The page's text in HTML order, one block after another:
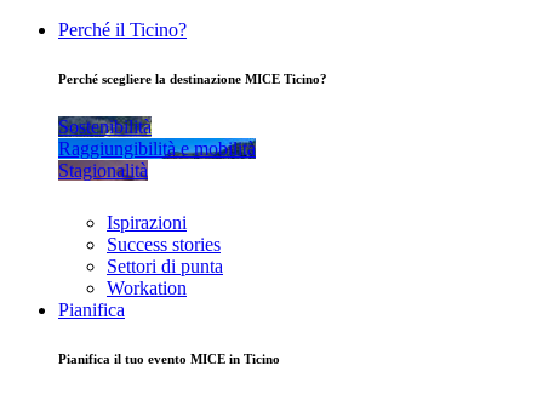
Perché il Ticino?
Perché scegliere la destinazione MICE Ticino?
Sostenibilità
Raggiungibilità e mobilità
Stagionalità
Ispirazioni
Success stories
Settori di punta
Workation
Pianifica
Pianifica il tuo evento MICE in Ticino